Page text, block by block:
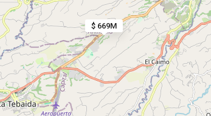
$ 669M